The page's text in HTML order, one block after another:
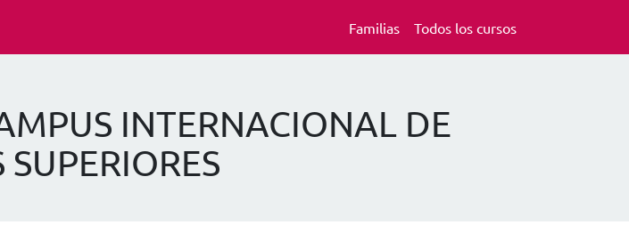
Familias Todos los cursos
INTERNACIONAL DE
SUPERIORES